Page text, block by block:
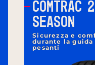
COMTRAC
SEASON
Sicurezza e
durante la guida
pesanti